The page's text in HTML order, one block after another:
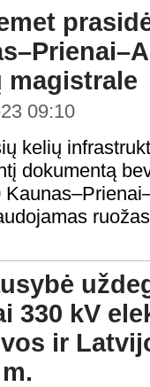
magistrale
09:10
kelių
dokumentą
330 kV
ir